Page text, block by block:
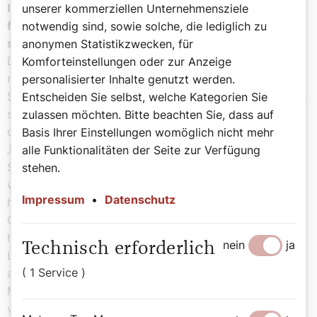
In Cyrill und Method wird die Osternachtsfeier um
fünf Uhr früh gefeiert. Fällt Ihnen das Aufstehen
schwer?
Das ist manchmal schon Hardcore. Einmal hatten wir
noch dazu die Zeitumstellung in der Nacht und eine
Stunde weniger Schlaf. Ich stelle mir manchmal vor, was
sich die Leute wohl denken würden, wenn sie wüssten,
dass wir uns so früh auf den Weg in die Kirche machen.
‚Die sind irre!‘ Aber dann in der Kirche von Stunde zu
Stunde den Morgen aufgehen zu sehen, ist
wunderschön. Es wird über dem Kreuz immer heller und
heller – das ist das, was Maria Magdalena am
Ostermorgen erlebt hat, stelle ich mir vor. Sehr gerne
habe ich das Antwortlied auf die Exoduslesung, das
Lied der Mirjam, wo wir singen: ‚Mirjam, Mirjam, schlug
auf die Pauke‘. Da denke ich mir: Ja, es braucht
Menschen, die sich trauen, aufzustehen und zu
verkündigen.
unserer kommerziellen Unternehmensziele
notwendig sind, sowie solche, die lediglich zu
anonymen Statistikzwecken, für
Komforteinstellungen oder zur Anzeige
personalisierter Inhalte genutzt werden.
Entscheiden Sie selbst, welche Kategorien Sie
zulassen möchten. Bitte beachten Sie, dass auf
Basis Ihrer Einstellungen womöglich nicht mehr
alle Funktionalitäten der Seite zur Verfügung
stehen.
Impressum • Datenschutz
Technisch erforderlich
( 1 Service )
nein ja